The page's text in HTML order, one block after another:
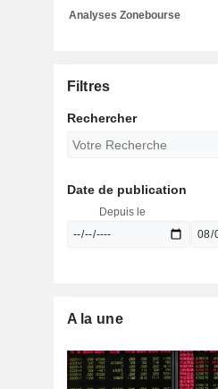
Analyses Zonebourse
Filtres
Rechercher
Date de publication
Depuis le
A la une